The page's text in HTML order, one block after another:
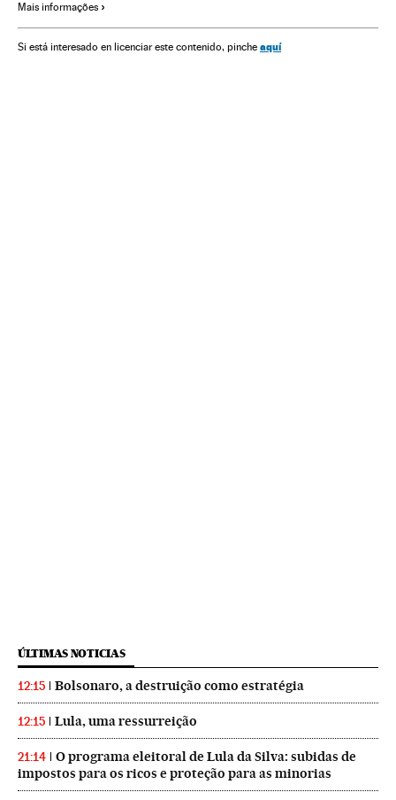
Mais informações
Si está interesado en licenciar este contenido, pinche aquí
ÚLTIMAS NOTICIAS
12:15 Bolsonaro, a destruição como estratégia
12:15 Lula, uma ressurreição
21:14
O programa eleitoral de Lula da Silva: subidas de
impostos para os ricos e proteção para as minorias